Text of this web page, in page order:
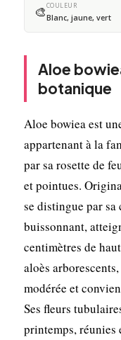
🎨COULEUR
Blanc, jaune, vert
Aloe
botanique
Aloe bowiea est
appartenant à la
par sa rosette de
et pointues.
se distingue par
buissonnant,
centimètres de
aloès
modérée et
Ses fleurs
printemps, réunies